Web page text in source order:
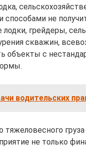
не
грейдеры,
скважин,
объекты с
водительских
тяжеловесного
не только